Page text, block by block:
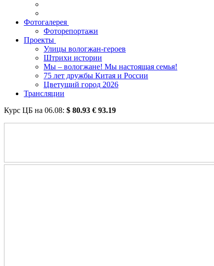
Фотогалерея
Фоторепортажи
Проекты
Улицы вологжан-героев
Штрихи истории
Мы – вологжане! Мы настоящая семья!
75 лет дружбы Китая и России
Цветущий город 2026
Трансляции
Курс ЦБ на 06.08: $ 80.93 € 93.19